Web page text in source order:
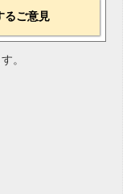
るご意見
。